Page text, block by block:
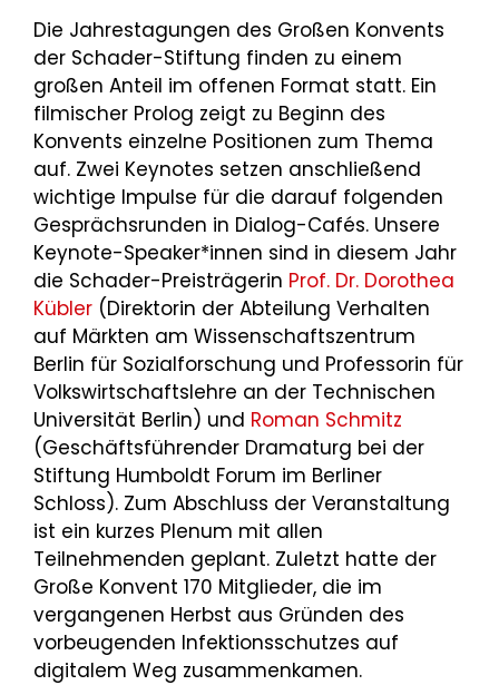
Die Jahrestagungen des Großen Konvents
der Schader-Stiftung finden zu einem
großen Anteil im offenen Format statt. Ein
filmischer Prolog zeigt zu Beginn des
Konvents einzelne Positionen zum Thema
auf. Zwei Keynotes setzen anschließend
wichtige Impulse für die darauf folgenden
Gesprächsrunden in Dialog-Cafés. Unsere
Keynote-Speaker*innen sind in diesem Jahr
die Schader-Preisträgerin Prof. Dr. Dorothea
Kübler (Direktorin der Abteilung Verhalten
auf Märkten am Wissenschaftszentrum
Berlin für Sozialforschung und Professorin für
Volkswirtschaftslehre an der Technischen
Universität Berlin) und Roman Schmitz
(Geschäftsführender Dramaturg bei der
Stiftung Humboldt Forum im Berliner
Schloss). Zum Abschluss der Veranstaltung
ist ein kurzes Plenum mit allen
Teilnehmenden geplant. Zuletzt hatte der
Große Konvent 170 Mitglieder, die im
vergangenen Herbst aus Gründen des
vorbeugenden Infektionsschutzes auf
digitalem Weg zusammenkamen.